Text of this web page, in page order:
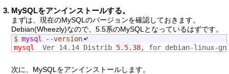
MySQLをアンインストールする。
まずは、現在のMySQLのバージョンを確認しておきます。
Debian(Wheezly)なので、5.5系のMySQLとなっているはずです。
$ mysql --version
mysql
  Ver 14.14 Distrib
5.5.38, for debian-linux-
次に、MySQLをアンインストールします。